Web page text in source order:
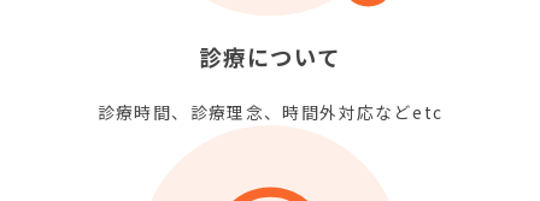
診療について
診療時間、診療理念、時間外対応などetc